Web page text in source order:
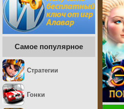
Самое популярное
Стратегии
Гонки